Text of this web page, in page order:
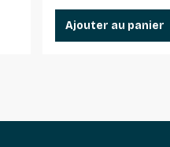
Ajouter au panier